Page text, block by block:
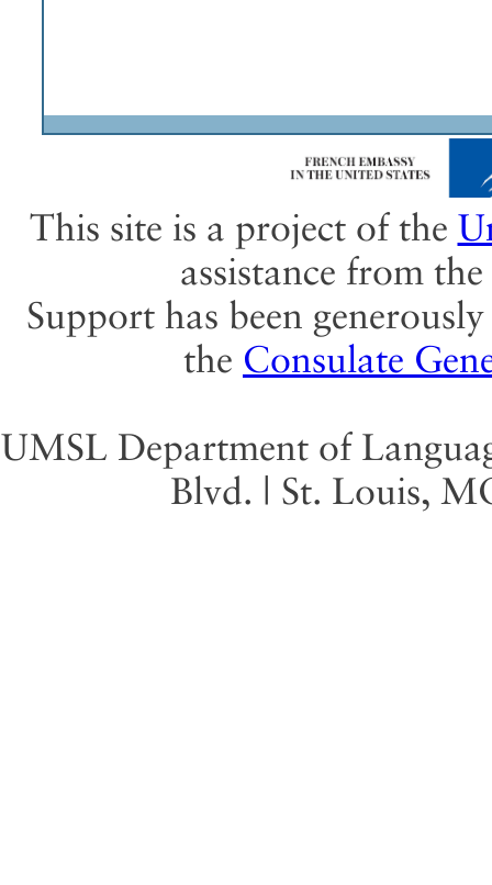
This site is a project of the
assistance from the
Support has been
the Consulate
UMSL Department of
Blvd. | St. Louis,